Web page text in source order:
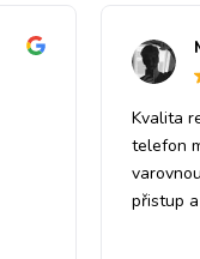
Kvalita
telefon
přistup